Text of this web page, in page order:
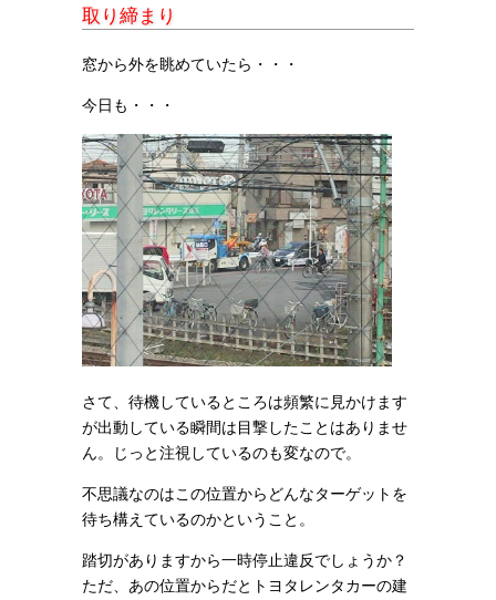
取り締まり
窓から外を眺めていたら・・・
今日も・・・
さて、待機しているところは頻繁に見かけます
が出動している瞬間は目撃したことはありませ
ん。じっと注視しているのも変なので。
不思議なのはこの位置からどんなターゲットを
待ち構えているのかということ。
踏切がありますから一時停止違反でしょうか？
ただ、あの位置からだとトヨタレンタカーの建